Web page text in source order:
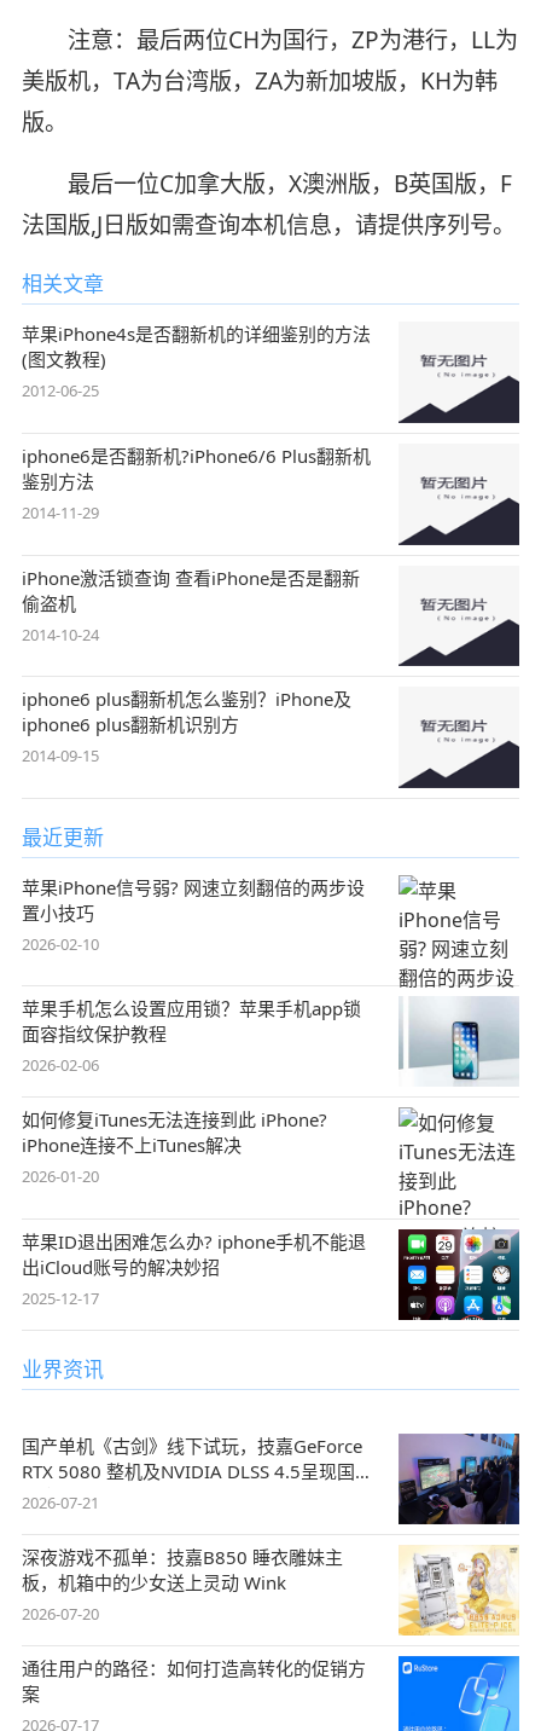
注意：最后两位CH为国行，ZP为港行，LL为
美版机，TA为台湾版，ZA为新加坡版，KH为韩
版。
最后一位C加拿大版，X澳洲版，B英国版，F
法国版,J日版如需查询本机信息，请提供序列号。
相关文章
苹果iPhone4s是否翻新机的详细鉴别的方法
(图文教程)
2012-06-25
iphone6是否翻新机?iPhone6/6 Plus翻新机
鉴别方法
2014-11-29
iPhone激活锁查询 查看iPhone是否是翻新
偷盗机
2014-10-24
iphone6 plus翻新机怎么鉴别？iPhone及
iphone6 plus翻新机识别方
2014-09-15
最近更新
苹果iPhone信号弱? 网速立刻翻倍的两步设
置小技巧
2026-02-10
苹果手机怎么设置应用锁？苹果手机app锁
面容指纹保护教程
2026-02-06
如何修复iTunes无法连接到此 iPhone?
iPhone连接不上iTunes解决
2026-01-20
苹果ID退出困难怎么办? iphone手机不能退
出iCloud账号的解决妙招
2025-12-17
业界资讯
国产单机《古剑》线下试玩，技嘉GeForce
RTX 5080 整机及NVIDIA DLSS 4.5呈现国风
盛宴
2026-07-21
深夜游戏不孤单：技嘉B850 睡衣雕妹主
板，机箱中的少女送上灵动 Wink
2026-07-20
通往用户的路径：如何打造高转化的促销方
案
2026-07-17